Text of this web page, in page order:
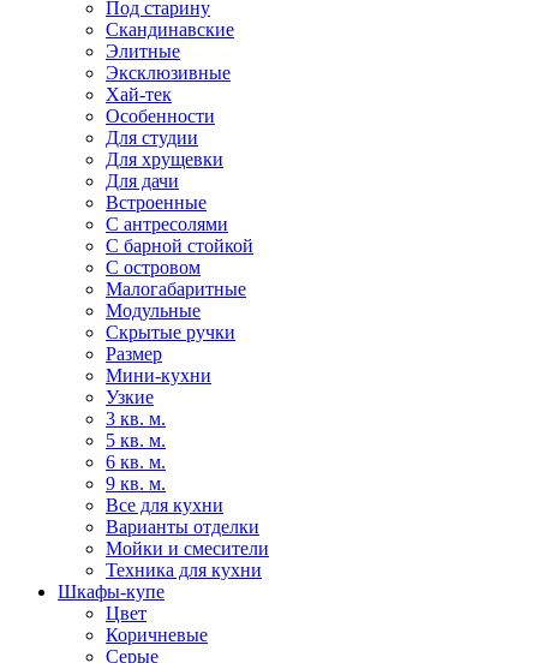
Под старину
Скандинавские
Элитные
Эксклюзивные
Хай-тек
Особенности
Для студии
Для хрущевки
Для дачи
Встроенные
С антресолями
С барной стойкой
С островом
Малогабаритные
Модульные
Скрытые ручки
Размер
Мини-кухни
Узкие
3 кв. м.
5 кв. м.
6 кв. м.
9 кв. м.
Все для кухни
Варианты отделки
Мойки и смесители
Техника для кухни
Шкафы-купе
Цвет
Коричневые
Серые